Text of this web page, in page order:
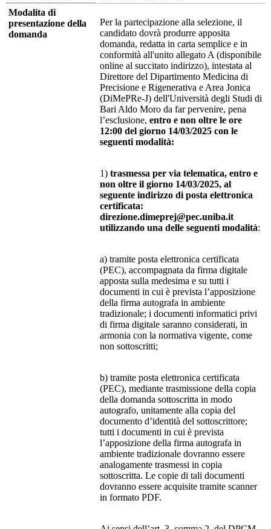
Modalita di
presentazione della
domanda
Per la partecipazione alla selezione, il
candidato dovrà produrre apposita
domanda, redatta in carta semplice e in
conformità all'unito allegato A (disponibile
online al succitato indirizzo), intestata al
Direttore del Dipartimento Medicina di
Precisione e Rigenerativa e Area Jonica
(DiMePRe-J) dell'Università degli Studi di
Bari Aldo Moro da far pervenire, pena
l’esclusione, entro e non oltre le ore
12:00 del giorno 14/03/2025 con le
seguenti modalità:
1) trasmessa per via telematica, entro e
non oltre il giorno 14/03/2025, al
seguente indirizzo di posta elettronica
certificata:
direzione.dimeprej@pec.uniba.it
utilizzando una delle seguenti modalità:
a) tramite posta elettronica certificata
(PEC), accompagnata da firma digitale
apposta sulla medesima e su tutti i
documenti in cui è prevista l’apposizione
della firma autografa in ambiente
tradizionale; i documenti informatici privi
di firma digitale saranno considerati, in
armonia con la normativa vigente, come
non sottoscritti;
b) tramite posta elettronica certificata
(PEC), mediante trasmissione della copia
della domanda sottoscritta in modo
autografo, unitamente alla copia del
documento d’identità del sottoscrittore;
tutti i documenti in cui è prevista
l’apposizione della firma autografa in
ambiente tradizionale dovranno essere
analogamente trasmessi in copia
sottoscritta. Le copie di tali documenti
dovranno essere acquisite tramite scanner
in formato PDF.